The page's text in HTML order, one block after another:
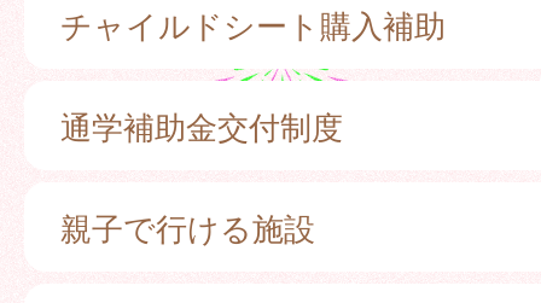
チャイルドシート購入補助
通学補助金交付制度
親子で行ける施設